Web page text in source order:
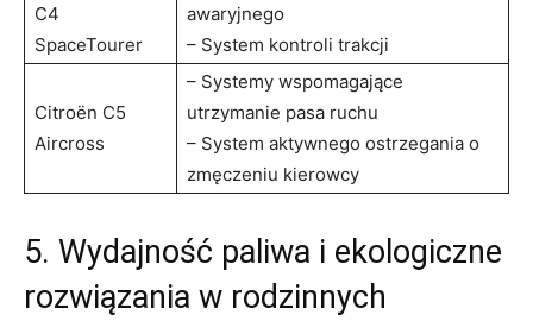
‌C4
SpaceTourer
awaryjnego
– System⁢ kontroli trakcji
Citroën C5
Aircross
– Systemy wspomagające
utrzymanie pasa ruchu
– System aktywnego ostrzegania o
zmęczeniu kierowcy
5. Wydajność paliwa i ekologiczne
rozwiązania w rodzinnych